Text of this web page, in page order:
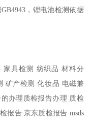
，锂电池检测依据
具检测 纺织品 材料分
矿产检测 化妆品 电磁兼
办理质检报告办理 质检
报告 京东质检报告 msds